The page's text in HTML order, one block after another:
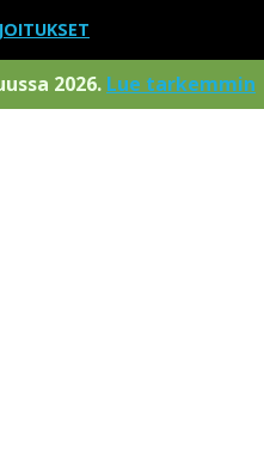
2026. Lue tarkemmin